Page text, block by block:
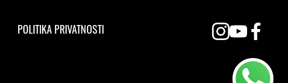
POLITIKA PRIVATNOSTI